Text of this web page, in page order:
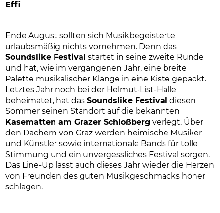
Effi
Ende August sollten sich Musikbegeisterte
urlaubsmäßig nichts vornehmen. Denn das
Soundslike Festival
startet in seine zweite Runde
und hat, wie im vergangenen Jahr, eine breite
Palette musikalischer Klänge in eine Kiste gepackt.
Letztes Jahr noch bei der Helmut-List-Halle
beheimatet, hat dasSoundslike Festival
diesen
Sommer seinen Standort auf die bekannten
Kasematten am Grazer Schloßberg verlegt. Über
den Dächern von Graz werden heimische Musiker
und Künstler sowie internationale Bands für tolle
Stimmung und ein unvergessliches Festival sorgen.
Das Line-Up lässt auch dieses Jahr wieder die Herzen
von Freunden des guten Musikgeschmacks höher
schlagen.